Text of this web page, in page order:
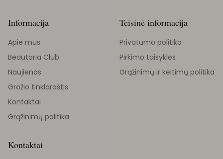
Informacija
Apie mus
Beautoria Club
Naujienos
Grožio tinklaraštis
Kontaktai
Grąžinimų politika
Teisinė informacija
Privatumo politika
Pirkimo taisyklės
Grąžinimų ir keitimų politika
Kontaktai